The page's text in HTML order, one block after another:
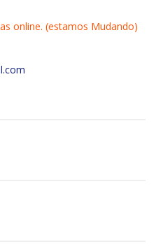
online. (estamos Mudando)